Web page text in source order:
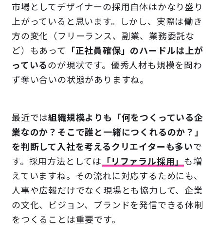
市場としてデザイナーの採用自体はかなり盛り
上がっていると思います。しかし、実際は働き
方の変化（フリーランス、副業、業務委託な
ど）もあって
「正社員確保」のハードルは上が
っているのが現状です。優秀人材も規模を問わ
ず奪い合いの状態がありますね。
最近では組織規模よりも「何をつくっている企
業なのか？そこで誰と一緒につくれるのか？」
を判断して入社を考えるクリエイターも多いで
す。採用方法としては 「リファラル採用」 も増
えていますね。その流れに対応するためにも、
人事や広報だけでなく現場とも協力して、企業
の文化、ビジョン、ブランドを発信できる体制
をつくることは重要です。